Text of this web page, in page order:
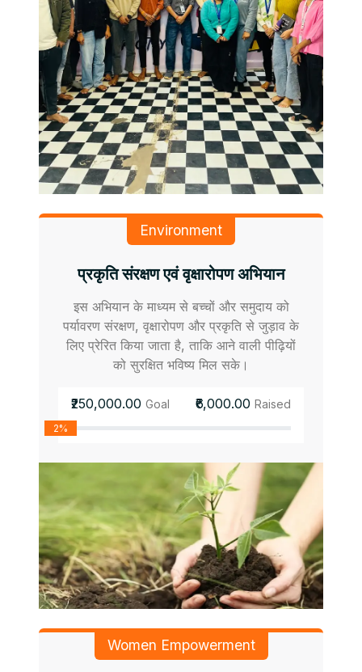
Environment
प्रकृति संरक्षण एवं वृक्षारोपण अभियान
इस अभियान के माध्यम से बच्चों और समुदाय को
पर्यावरण संरक्षण, वृक्षारोपण और प्रकृति से जुड़ाव के
लिए प्रेरित किया जाता है, ताकि आने वाली पीढ़ियों
को सुरक्षित भविष्य मिल सके।
₹250,000.00 Goal ₹6,000.00 Raised
2%
Women Empowerment